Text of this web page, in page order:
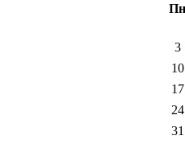
3
10
17
24
31